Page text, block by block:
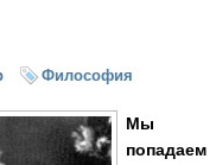
Философия
Мы
попадаем